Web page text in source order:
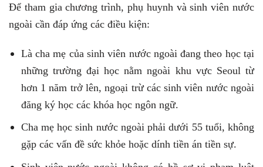
Để tham gia chương trình, phụ huynh và sinh viên nước
ngoài cần đáp ứng các điều kiện:
Là cha mẹ của sinh viên nước ngoài đang theo học tại
những trường đại học nằm ngoài khu vực Seoul từ
hơn 1 năm trở lên, ngoại trừ các sinh viên nước ngoài
đăng ký học các khóa học ngôn ngữ.
Cha mẹ học sinh nước ngoài phải dưới 55 tuổi, không
gặp các vấn đề sức khỏe hoặc dính tiền án tiền sự.